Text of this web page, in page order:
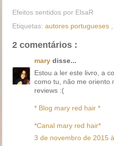
Efeitos sentidos por ElsaR
Etiquetas: autores portugueses
2 comentários :
mary disse...
Estou a ler este livro, a
como tu, não me oriento
reviews :(
* Blog mary red hair *
*Canal mary red hair*
3 de novembro de 2015